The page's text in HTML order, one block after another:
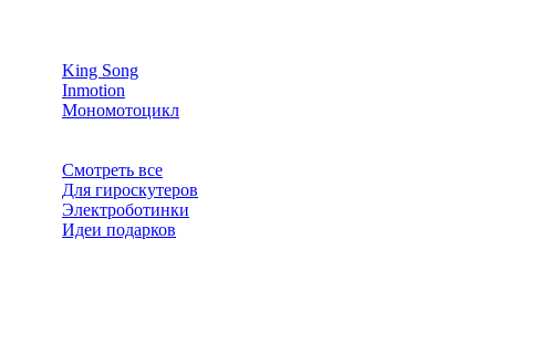
King Song
Inmotion
Мономотоцикл
Смотреть все
Для гироскутеров
Электроботинки
Идеи подарков